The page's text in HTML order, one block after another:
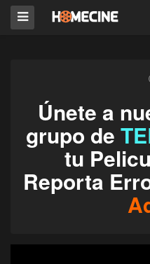
Únete a
grupo de
tu
Reporta